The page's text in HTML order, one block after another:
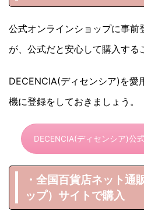
公式オンラインショップに事前
が、公式だと安心して購入す
DECENCIA(ディセンシア)を愛
機に登録をしておきましょう。
DECENCIA(ディセンシア)公
・全国百貨店ネット通
ップ）サイトで購入